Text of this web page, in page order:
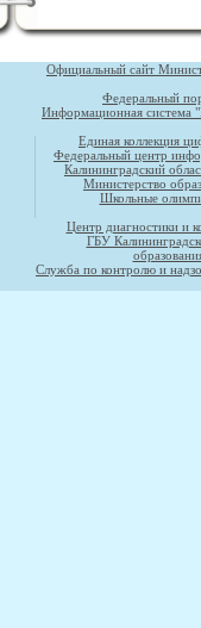
Официальный сайт
Федеральный
Информационная система
Единая коллекция
Федеральный центр
Калининградский
Министерство
Школьные
Центр диагностики и
ГБУ
Служба по контролю и